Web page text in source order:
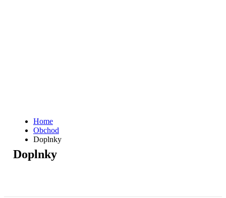
Home
Obchod
Doplnky
Doplnky